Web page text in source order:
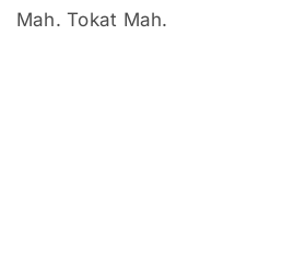
Mah. Tokat Mah.